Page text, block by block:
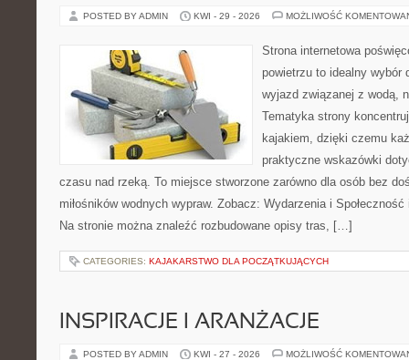
POSTED BY ADMIN KWI - 29 - 2026 MOŻLIWOŚĆ
Strona internetowa
powietrzu to idealny wybór
wyjazd związanej z wodą,
Tematyka strony
kajakiem, dzięki czemu
praktyczne wskazówki
czasu nad rzeką. To miejsce stworzone zarówno dla osób bez
miłośników wodnych wypraw. Zobacz: Wydarzenia i
Na stronie można znaleźć rozbudowane opisy tras, […]
CATEGORIES: KAJAKARSTWO DLA POCZĄTKUJĄCYCH
INSPIRACJE I ARANŻACJE
POSTED BY ADMIN KWI - 27 - 2026 MOŻLIWOŚĆ